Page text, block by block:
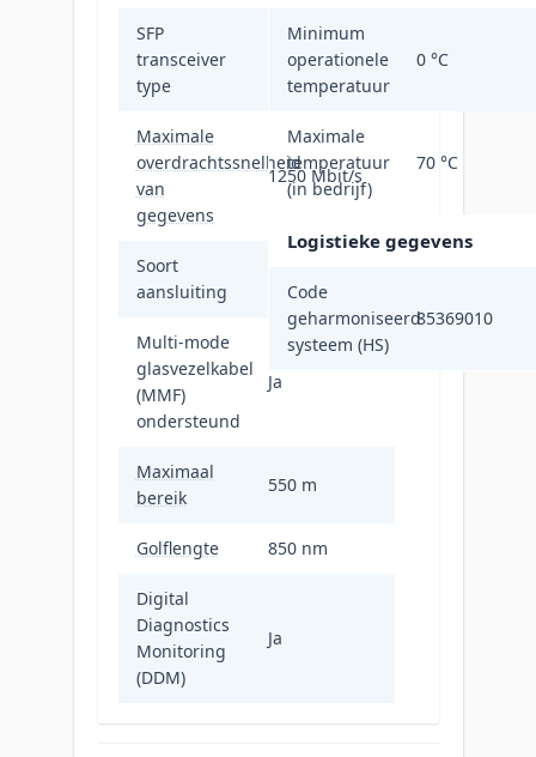
SFP
transceiver
type
Vezel-optiek
Maximale
overdrachtssnelheid
van
gegevens
1250 Mbit/s
Soort
aansluiting
Multi-mode
glasvezelkabel
(MMF)
ondersteund
Ja
Maximaal
bereik
550 m
Golflengte 850 nm
Digital
Diagnostics
Monitoring
(DDM)
Ja
Minimum
operationele
temperatuur
0 °C
Maximale
temperatuur
(in bedrijf)
70 °C
Logistieke gegevens
Code
geharmoniseerd
systeem (HS)
85369010